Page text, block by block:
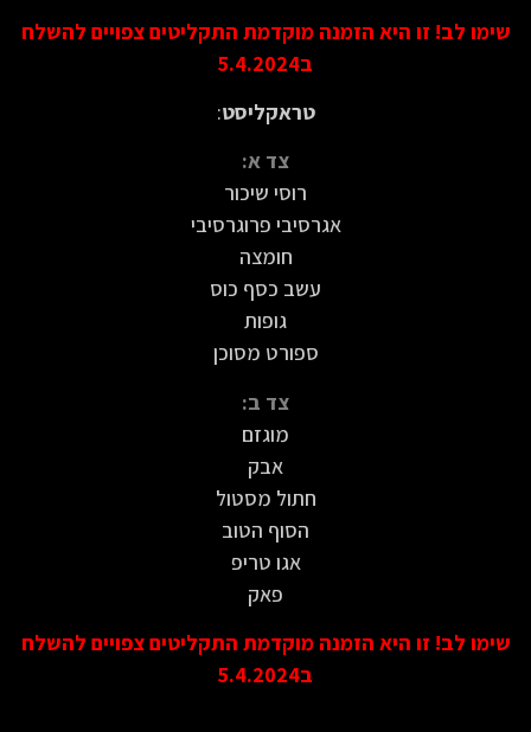
שימו לב! זו היא הזמנה מוקדמת התקליטים צפויים להשלח
ב5.4.2024
טראקליסט:
צד א:
רוסי שיכור
אגרסיבי פרוגרסיבי
חומצה
עשב כסף כוס
גופות
ספורט מסוכן
צד ב:
מוגזם
אבק
חתול מסטול
הסוף הטוב
אגו טריפ
פאק
שימו לב! זו היא הזמנה מוקדמת התקליטים צפויים להשלח
ב5.4.2024